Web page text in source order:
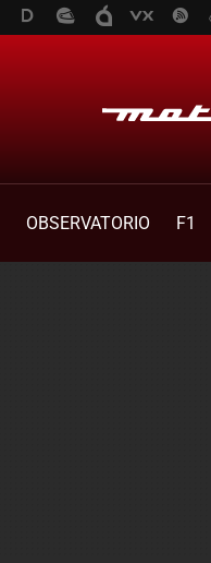
OBSERVATORIO F1